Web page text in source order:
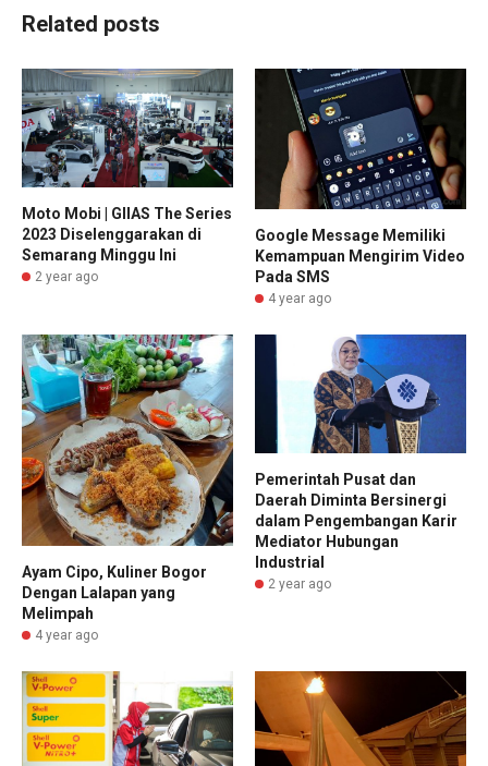
Related posts
Moto Mobi | GIIAS The Series
2023 Diselenggarakan di
Semarang Minggu Ini
2 year ago
Google Message Memiliki
Kemampuan Mengirim Video
Pada SMS
4 year ago
Ayam Cipo, Kuliner Bogor
Dengan Lalapan yang
Melimpah
4 year ago
Pemerintah Pusat dan
Daerah Diminta Bersinergi
dalam Pengembangan Karir
Mediator Hubungan
Industrial
2 year ago